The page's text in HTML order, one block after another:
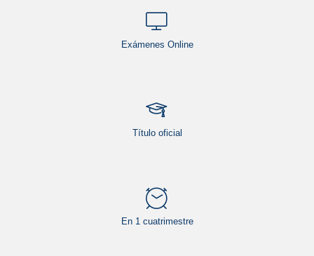
Exámenes Online
Título oficial
En 1 cuatrimestre